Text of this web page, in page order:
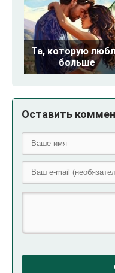
Та, которую
больше
Оставить